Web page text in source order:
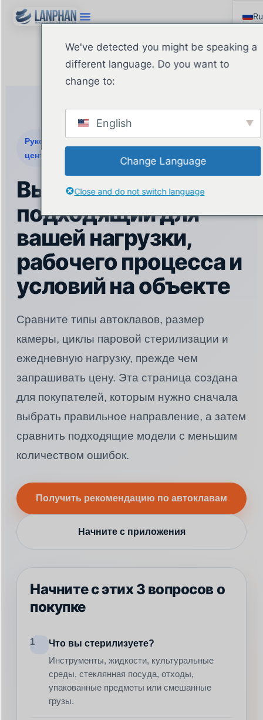
Руководство по покупке автоклавов и поисковый
центр
Выберите автоклав,
подходящий для
вашей нагрузки,
рабочего процесса и
условий на объекте
Сравните типы автоклавов, размер
камеры, циклы паровой стерилизации и
ежедневную нагрузку, прежде чем
запрашивать цену. Эта страница создана
для покупателей, которым нужно сначала
выбрать правильное направление, а затем
сравнить подходящие модели с меньшим
количеством ошибок.
Получить рекомендацию по автоклавам
Начните с приложения
Начните с этих 3 вопросов о
покупке
1 Что вы стерилизуете?
Инструменты, жидкости, культуральные
среды, стеклянная посуда, отходы,
упакованные предметы или смешанные
грузы.
We've detected you might be speaking a
different language. Do you want to
change to:
English
Change Language
Close and do not switch language